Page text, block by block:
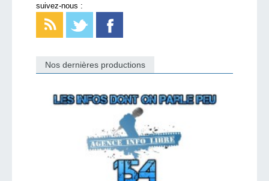
suivez-nous :
Nos dernières productions